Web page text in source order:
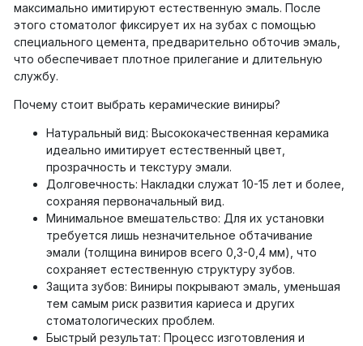
максимально имитируют естественную эмаль. После
этого стоматолог фиксирует их на зубах с помощью
специального цемента, предварительно обточив эмаль,
что обеспечивает плотное прилегание и длительную
службу.
Почему стоит выбрать керамические виниры?
Натуральный вид: Высококачественная керамика
идеально имитирует естественный цвет,
прозрачность и текстуру эмали.
Долговечность: Накладки служат 10-15 лет и более,
сохраняя первоначальный вид.
Минимальное вмешательство: Для их установки
требуется лишь незначительное обтачивание
эмали (толщина виниров всего 0,3-0,4 мм), что
сохраняет естественную структуру зубов.
Защита зубов: Виниры покрывают эмаль, уменьшая
тем самым риск развития кариеса и других
стоматологических проблем.
Быстрый результат: Процесс изготовления и